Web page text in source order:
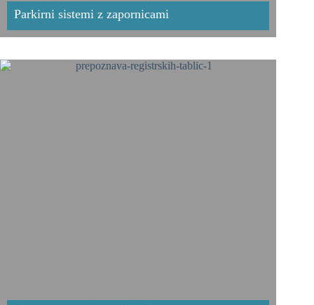
Parkirni sistemi z zapornicami